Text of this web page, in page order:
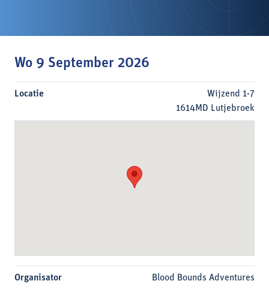
Wo 9 September 2026
Locatie
Wijzend 1-7
1614MD Lutjebroek
Organisator Blood Bounds Adventures